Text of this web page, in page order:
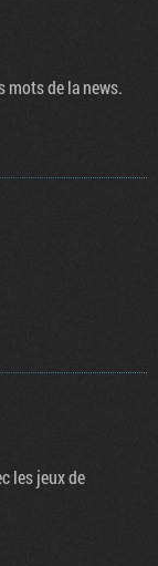
mots de la news.
les jeux de